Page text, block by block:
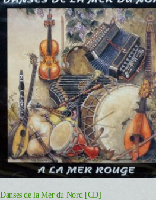
Danses de la Mer du Nord [CD]